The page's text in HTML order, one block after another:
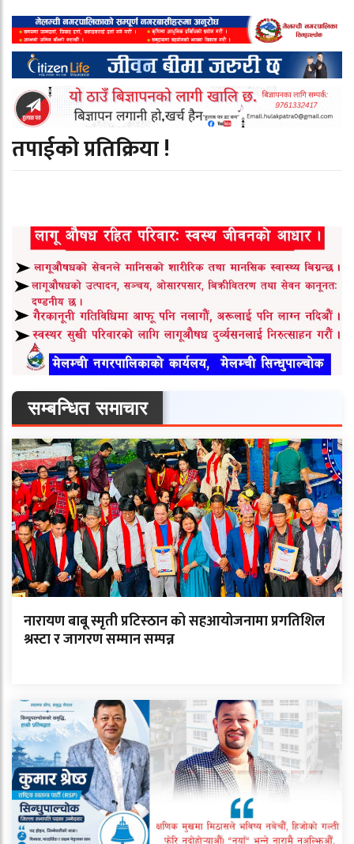
तपाईको प्रतिक्रिया !
सम्बन्धित समाचार
नारायण बाबू स्मृती प्रटिस्ठान को सहआयोजनामा प्रगतिशिल
श्रस्टा र जागरण सम्मान सम्पन्न